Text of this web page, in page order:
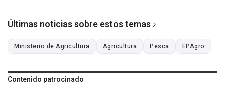
Últimas noticias sobre estos temas
Ministerio de Agricultura Agricultura Pesca EPAgro
Contenido patrocinado